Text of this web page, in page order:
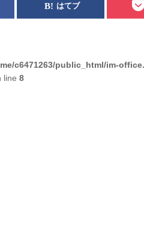
はてブ
c6471263/public_html/im-
line 8